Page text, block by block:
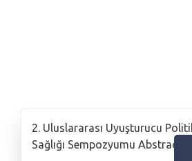
2. Uluslararası Uyuşturucu
Sağlığı Sempozyumu Abstract